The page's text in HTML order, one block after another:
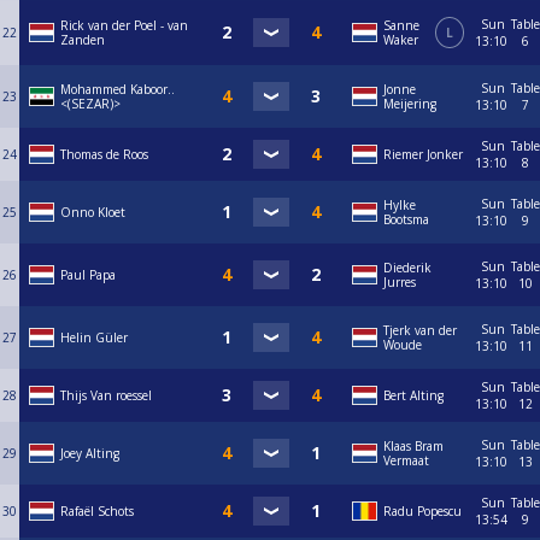
22
Rick van der Poel - van
Zanden
Sanne
Waker
L
Sun
13:10
Table
6
23
Mohammed Kaboor..
<(SEZAR)>
Jonne
Meijering
Sun
13:10
Table
7
24 Thomas de Roos Riemer Jonker
Sun
13:10
Table
8
25 Onno Kloet
Hylke
Bootsma
Sun
13:10
Table
9
26 Paul Papa
Diederik
Jurres
Sun
13:10
Table
10
27 Helin Güler
Tjerk van der
Woude
Sun
13:10
Table
11
28 Thijs Van roessel Bert Alting
Sun
13:10
Table
12
29 Joey Alting
Klaas Bram
Vermaat
Sun
13:10
Table
13
30 Rafaël Schots Radu Popescu
Sun
13:54
Table
9